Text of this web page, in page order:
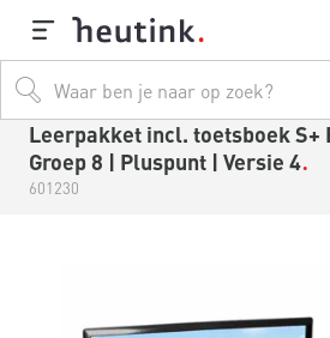
Leerpakket incl. toetsboek S+
Groep 8 | Pluspunt | Versie 4
601230